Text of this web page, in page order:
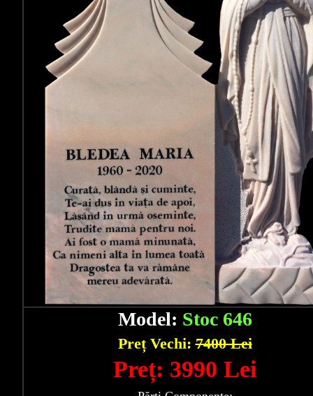
Model: Stoc 646
Preț Vechi:7400 Lei
Preț: 3990 Lei